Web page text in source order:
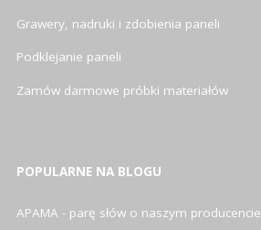
Grawery, nadruki i zdobienia paneli
Podklejanie paneli
Zamów darmowe próbki materiałów
POPULARNE NA BLOGU
APAMA - parę słów o naszym producencie